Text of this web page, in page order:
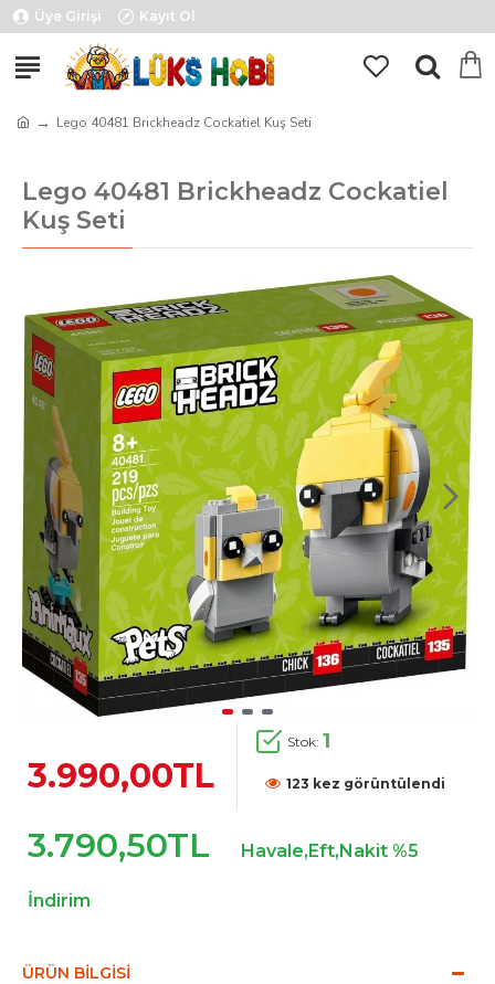
Üye Girişi Kayıt Ol
Lego 40481 Brickheadz Cockatiel Kuş Seti
Lego 40481 Brickheadz Cockatiel
Kuş Seti
3.990,00TL
Stok: 1
123 kez görüntülendi
3.790,50TL Havale,Eft,Nakit %5
İndirim
ÜRÜN BILGISI